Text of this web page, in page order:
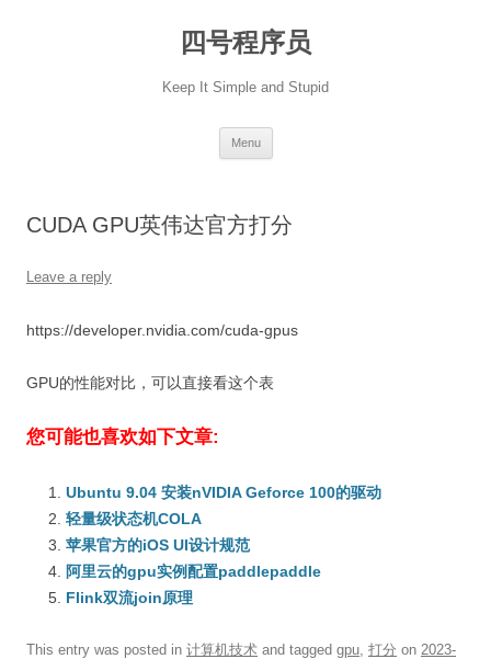
四号程序员
Keep It Simple and Stupid
Menu
CUDA GPU英伟达官方打分
Leave a reply
https://developer.nvidia.com/cuda-gpus
GPU的性能对比，可以直接看这个表
您可能也喜欢如下文章:
Ubuntu 9.04 安装nVIDIA Geforce 100的驱动
轻量级状态机COLA
苹果官方的iOS UI设计规范
阿里云的gpu实例配置paddlepaddle
Flink双流join原理
This entry was posted in 计算机技术 and tagged gpu, 打分 on 2023-